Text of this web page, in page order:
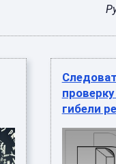
гибели